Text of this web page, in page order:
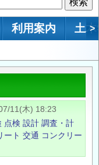
利用案内 土 >
11(木) 18:23
点検 設計 調査・計
ート 交通 コンクリー